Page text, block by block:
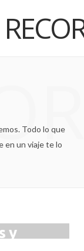
Todo lo que
en un viaje te lo
y